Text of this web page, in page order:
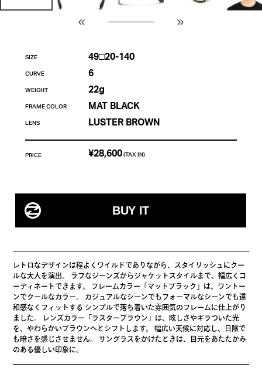
SIZE 49□20-140
CURVE 6
WEIGHT 22g
FRAME COLOR MAT BLACK
LENS LUSTER BROWN
PRICE ¥28,600 (TAX IN)
レトロなデザインは程よくワイルドでありながら、スタイリッシュにクー
ルな大人を演出。 ラフなジーンズからジャケットスタイルまで、幅広くコ
ーディネートできます。 フレームカラー「マットブラック」は、ワントー
ンでクールなカラー。 カジュアルなシーンでもフォーマルなシーンでも違
和感なくフィットする シンプルで落ち着いた雰囲気のフレームに仕上がり
ました。 レンズカラー「ラスターブラウン」は、眩しさやギラついた光
を、やわらかいブラウンへとシフトします。 幅広い天候に対応し、日陰で
も暗さを感じさせません。 サングラスをかけたときは、目元をあたたかみ
のある優しい印象に。